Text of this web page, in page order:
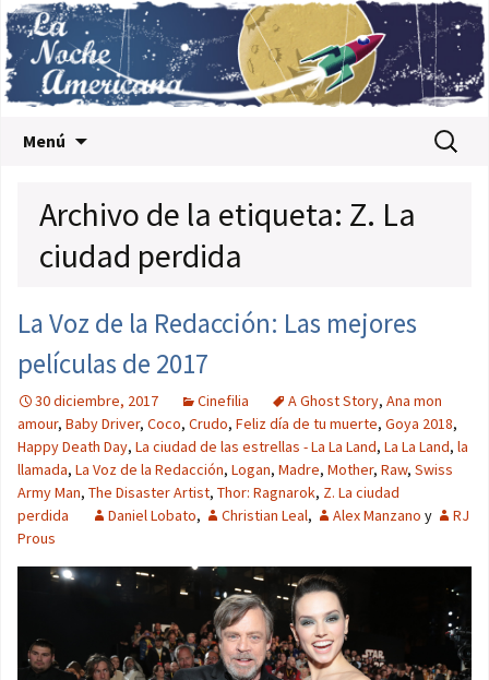
Menú Buscar:
Archivo de la etiqueta: Z. La
ciudad perdida
La Voz de la Redacción: Las mejores
películas de 2017
30 diciembre, 2017 Cinefilia A Ghost Story, Ana mon
amour, Baby Driver, Coco, Crudo, Feliz día de tu muerte, Goya 2018,
Happy Death Day, La ciudad de las estrellas - La La Land, La La Land, la
llamada, La Voz de la Redacción, Logan, Madre, Mother, Raw, Swiss
Army Man, The Disaster Artist, Thor: Ragnarok, Z. La ciudad
perdida
Daniel Lobato, Christian Leal, Alex Manzano y
RJ
Prous